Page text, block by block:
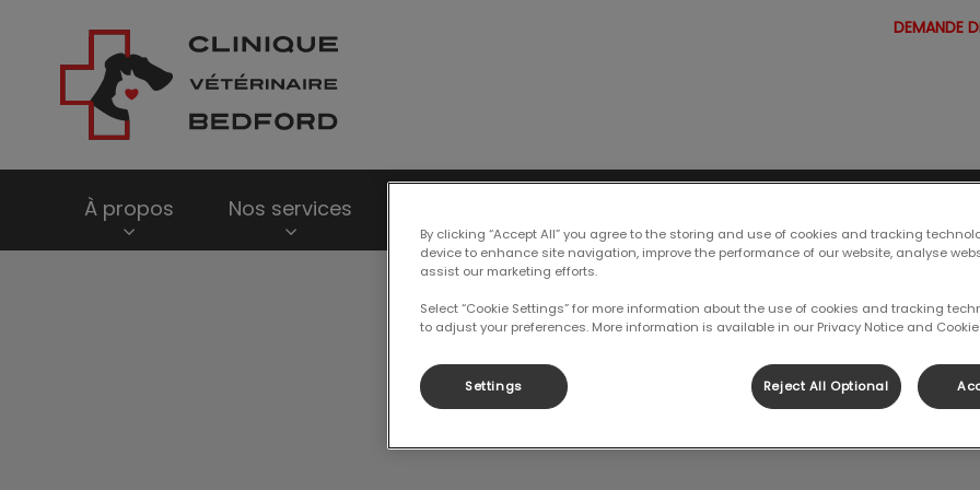
DEMANDE
À propos Nos services
Marie Josée
By clicking “Accept All” you agree to the storing and use of cookies and tracking
device to enhance site navigation, improve the performance of our website, analyse
assist our marketing efforts.
Select “Cookie Settings” for more information about the use of cookies and tracking
to adjust your preferences. More information is available in our Privacy Notice and Cookie
Settings Reject All Optional